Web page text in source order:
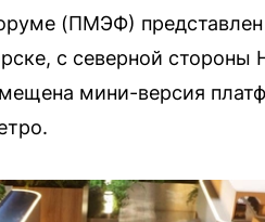
(ПМЭФ) представлен
с северной стороны
мини-версия